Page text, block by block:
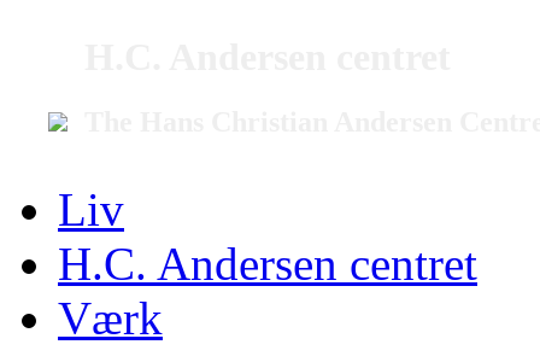
Liv
H.C. Andersen centret
Værk